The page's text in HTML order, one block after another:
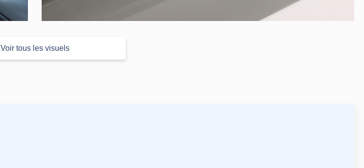
Voir tous les visuels